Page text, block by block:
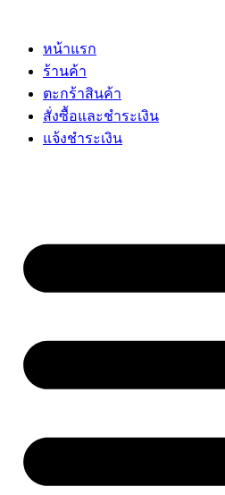
contentหน้าแรก
ร้านค้า
ตะกร้าสินค้า
สั่งซื้อและชำระเงิน
แจ้งชำระเงิน